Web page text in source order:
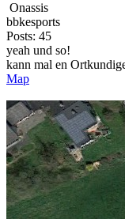
Onassis
bbkesports
Posts: 45
yeah und so!
kann mal en
Map